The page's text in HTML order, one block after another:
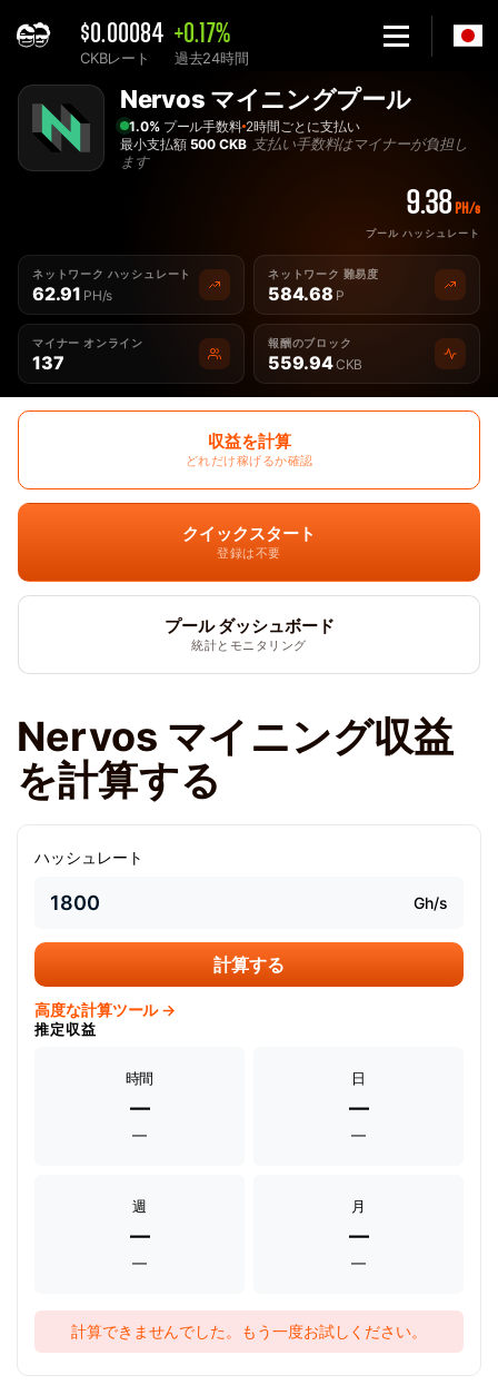
$0.00084
CKBレート
+0.17%
過去24時間
Home
最高の Nervos CKB マイニングプール - 2Miners
Nervos マイニングプール
1.0%プール手数料 2時間ごとに支払い
最小支払額 500 CKB 支払い手数料はマイナーが負担し
ます
9.38 PH/s
プール ハッシュレート
ネットワーク ハッシュレート
62.91 PH/s
ネットワーク 難易度
584.68 P
マイナー オンライン
137
報酬のブロック
559.94CKB
収益を計算
どれだけ稼げるか確認
クイックスタート
登録は不要
プール ダッシュボード
統計とモニタリング
Nervos マイニング収益
を計算する
ハッシュレート
Gh/s
計算する
高度な計算ツール →
推定収益
時間
—
—
日
—
—
週
—
—
月
—
—
計算できませんでした。もう一度お試しください。